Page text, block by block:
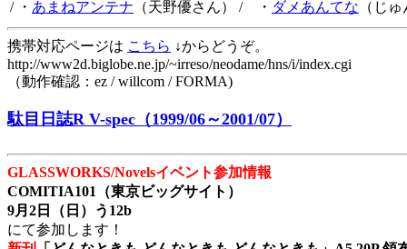
/ ・ あまねアンテナ （天野優さん） / ・ ダメあんてな （じ
携帯対応ページは こちら ↓からどうぞ。
http://www2d.biglobe.ne.jp/~irreso/neodame/hns/i/index.cgi
（動作確認：ez / willcom / FORMA)
駄目日誌R V-spec（1999/06～2001/07）
GLASSWORKS/Novelsイベント参加情報
COMITIA101（東京ビッグサイト）
9月2日（日）う12b
にて参加します！